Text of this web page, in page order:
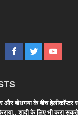
और बोधगया के बीच हेलीकॉप्टर
शादी के लिए भी करा